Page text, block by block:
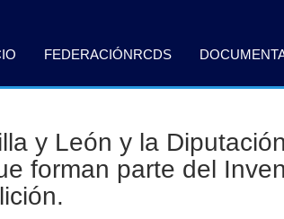
FEDERACIÓNRCDS
y León y la
forman parte del